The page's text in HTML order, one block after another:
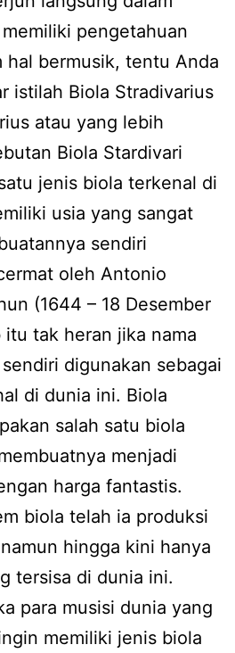
pengetahuan
hal bermusik, tentu Anda
istilah Biola Stradivarius
atau yang lebih
Biola Stardivari
jenis biola terkenal di
usia yang sangat
sendiri
oleh Antonio
(1644 – 18 Desember
itu tak heran jika nama
digunakan sebagai
di dunia ini. Biola
salah satu biola
menjadi
harga fantastis.
biola telah ia produksi
hingga kini hanya
tersisa di dunia ini.
para musisi dunia yang
memiliki jenis biola